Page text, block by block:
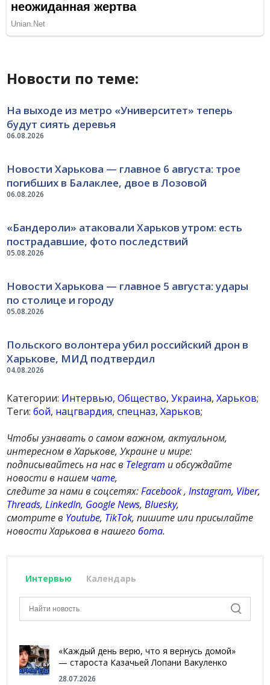
Новости по теме:
06.08.2026
На выходе из метро «Университет» теперь
будут сиять деревья
06.08.2026
Новости Харькова — главное 6 августа: трое
погибших в Балаклее, двое в Лозовой
05.08.2026
«Бандероли» атаковали Харьков утром: есть
пострадавшие, фото последствий
05.08.2026
Новости Харькова — главное 5 августа: удары
по столице и городу
04.08.2026
Польского волонтера убил российский дрон в
Харькове, МИД подтвердил
Категории: Интервью,Общество,Украина,Харьков;
Теги:бой, нацгвардия,спецназ,Харьков;
Чтобы узнавать о самом важном, актуальном,
интересном в Харькове, Украине и мире:
подписывайтесь на нас в Telegram и обсуждайте
новости в нашем чате,
следите за нами в соцсетях:Facebook,Instagram, Viber,
Threads,LinkedIn, Google News,Bluesky,
смотрите в Youtube, TikTok, пишите или присылайте
новости Харькова в нашегобота.
Интервью Календарь
«Каждый день верю, что я вернусь домой»
— староста Казачьей Лопани Вакуленко
28.07.2026